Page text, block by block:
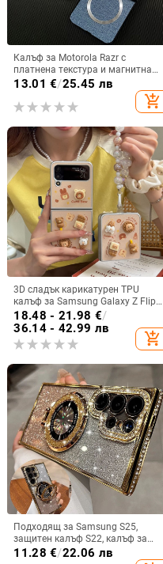
Калъф за Motorola Razr с
платнена текстура и магнитна
панта, флип
13.01 €/25.45 лв
add_shopping_cart
3D сладък карикатурен TPU
калъф за Samsung Galaxy Z Flip
6/3/4, защита срещу изпускане,
корейски стил
18.48 - 21.98 €/
36.14 - 42.99 лв
add_shopping_cart
Подходящ за Samsung S25,
защитен калъф S22, калъф за
мобилен телефон Edge Drill, S24,
11.28 €/22.06 лв